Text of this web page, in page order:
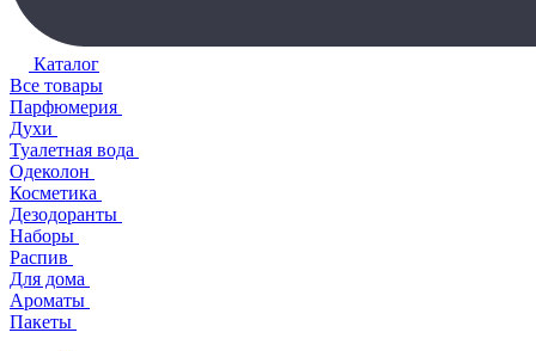
Каталог
Все товары
Парфюмерия
Духи
Туалетная вода
Одеколон
Косметика
Дезодоранты
Наборы
Распив
Для дома
Ароматы
Пакеты